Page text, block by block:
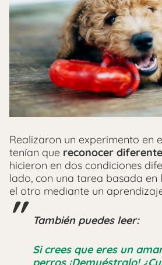
Realizaron un experimento en
tenían que reconocer
hicieron en dos condiciones
lado, con una tarea basada en
el otro mediante un
También puedes leer:
Si crees que eres un